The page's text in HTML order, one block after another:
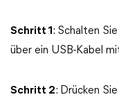
Schritt 1 : Schalten
über ein USB-Kabel
Schritt 2: Drücken